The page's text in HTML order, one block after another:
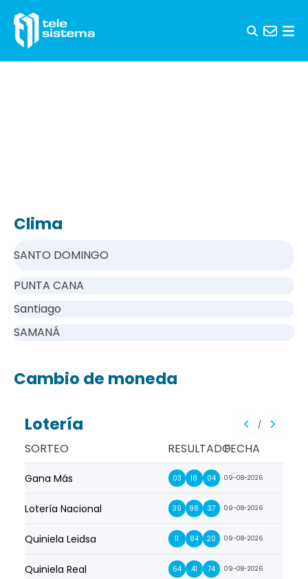
Clima
SANTO DOMINGO
PUNTA CANA
Santiago
SAMANÁ
Cambio de moneda
Lotería /
SORTEO RESULTADOFECHA
Gana Más 03 18 04 09-08-2026
Lotería Nacional 39 98 37 09-08-2026
Quiniela Leidsa 11 84 20 09-08-2026
Quiniela Real 64 41 74 09-08-2026